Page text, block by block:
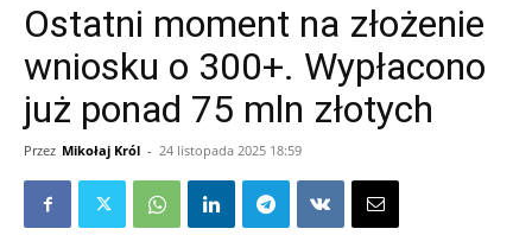
Ostatni moment na złożenie
wniosku o 300+. Wypłacono
już ponad 75 mln złotych
Przez Mikołaj Król - 24 listopada 2025 18:59